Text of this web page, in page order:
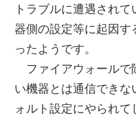
トラブルに遭遇され
器側の設定等に起因す
ったようです。
ファイアウォールで
い機器とは通信でき
ォルト設定にやられて